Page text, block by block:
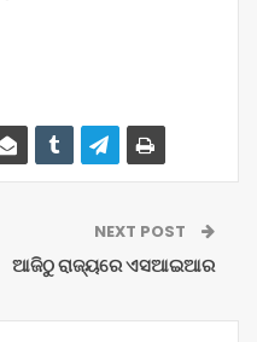
NEXT POST
ଆଜିଠୁ ରାଜ୍ୟରେ ଏସଆଇଆର